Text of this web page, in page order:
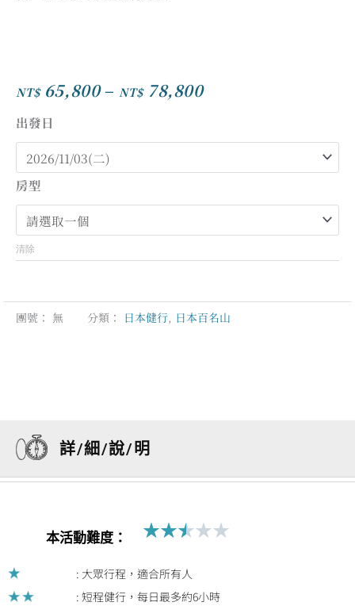
NT$ 65,800– NT$ 78,800價
範
NT$65,800
到
出發日
房型
清除
團號： 無 分類： 日本健行, 日本百名山
詳/細/說/明
本活動難度： ★★★★★
: 大眾行程，適合所有人
: 短程健行，每日最多約6小時